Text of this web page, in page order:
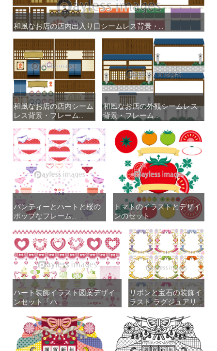
和風なお店の店内出入り口シームレス背景・...
和風なお店の店内出入り口シームレス背景・...
和風なお店の店内シーム
レス背景・フレーム...
和風なお店の店内シーム
レス背景・フレーム...
和風なお店の外観シームレス
背景・フレーム...
和風なお店の外観シームレス
背景・フレーム...
パンティーとハートと桜の
ポップなフレーム...
パンティーとハートと桜の
ポップなフレーム...
トマトのイラストとデザイ
ンのセット
トマトのイラストとデザイ
ンのセット
ハート装飾イラスト図案デザイ
ンセット「ハ...
ハート装飾イラスト図案デザイ
ンセット「ハ...
リボンと宝石の装飾イ
ラスト ラグジュアリ...
リボンと宝石の装飾イ
ラスト ラグジュアリ...